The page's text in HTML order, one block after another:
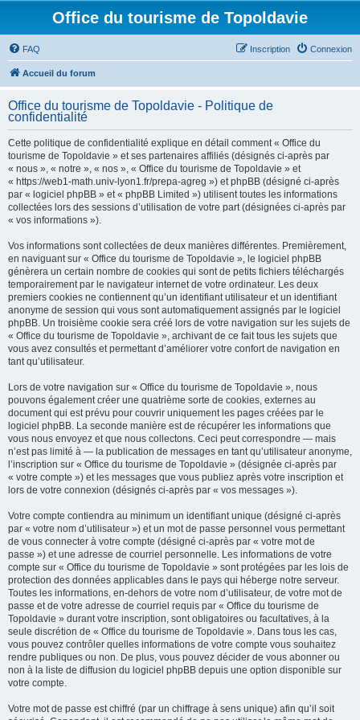
Office du tourisme de Topoldavie
FAQ Connexion
Inscription
Accueil du forum
Office du tourisme de Topoldavie - Politique de
confidentialité
Cette politique de confidentialité explique en détail comment « Office du
tourisme de Topoldavie » et ses partenaires affiliés (désignés ci-après par
« nous », « notre », « nos », « Office du tourisme de Topoldavie » et
« https://web1-math.univ-lyon1.fr/prepa-agreg ») et phpBB (désigné ci-après
par « logiciel phpBB » et « phpBB Limited ») utilisent toutes les informations
collectées lors des sessions d’utilisation de votre part (désignées ci-après par
« vos informations »).
Vos informations sont collectées de deux manières différentes. Premièrement,
en naviguant sur « Office du tourisme de Topoldavie », le logiciel phpBB
génèrera un certain nombre de cookies qui sont de petits fichiers téléchargés
temporairement par le navigateur internet de votre ordinateur. Les deux
premiers cookies ne contiennent qu’un identifiant utilisateur et un identifiant
anonyme de session qui vous sont automatiquement assignés par le logiciel
phpBB. Un troisième cookie sera créé lors de votre navigation sur les sujets de
« Office du tourisme de Topoldavie », archivant de ce fait tous les sujets que
vous avez consultés et permettant d’améliorer votre confort de navigation en
tant qu’utilisateur.
Lors de votre navigation sur « Office du tourisme de Topoldavie », nous
pouvons également créer une quatrième sorte de cookies, externes au
document qui est prévu pour couvrir uniquement les pages créées par le
logiciel phpBB. La seconde manière est de récupérer les informations que
vous nous envoyez et que nous collectons. Ceci peut correspondre — mais
n’est pas limité à — la publication de messages en tant qu’utilisateur anonyme,
l’inscription sur « Office du tourisme de Topoldavie » (désignée ci-après par
« votre compte ») et les messages que vous publiez après votre inscription et
lors de votre connexion (désignés ci-après par « vos messages »).
Votre compte contiendra au minimum un identifiant unique (désigné ci-après
par « votre nom d’utilisateur ») et un mot de passe personnel vous permettant
de vous connecter à votre compte (désigné ci-après par « votre mot de
passe ») et une adresse de courriel personnelle. Les informations de votre
compte sur « Office du tourisme de Topoldavie » sont protégées par les lois de
protection des données applicables dans le pays qui héberge notre serveur.
Toutes les informations, en-dehors de votre nom d’utilisateur, de votre mot de
passe et de votre adresse de courriel requis par « Office du tourisme de
Topoldavie » durant votre inscription, sont obligatoires ou facultatives, à la
seule discrétion de « Office du tourisme de Topoldavie ». Dans tous les cas,
vous pouvez contrôler quelles informations de votre compte vous souhaitez
rendre publiques ou non. De plus, vous pouvez décider de vous abonner ou
non à la liste de diffusion du logiciel phpBB depuis une option disponible sur
votre compte.
Votre mot de passe est chiffré (par un chiffrage à sens unique) afin qu’il soit